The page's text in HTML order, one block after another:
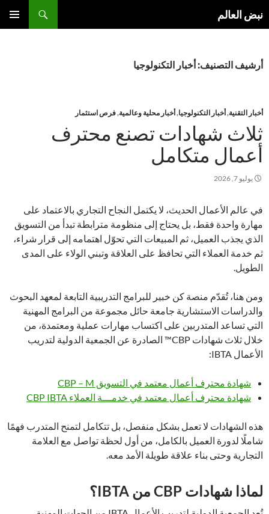
إلىنبض العالم
أرشيف التصنيف: أخبار التكنولوجيا
أخبار التقنية,أخبار التكنولوجيا,أخبار محلية وعالمية,فرص استثمار
ثلاث شهادات تصنع محترف
أعمال متكامل
يوليو 7, 2026
في عالم الأعمال الحديث، لا يكتمل النجاح التجاري بالاعتماد على
مهارة واحدة فقط، بل يحتاج إلى منظومة مترابطة تبدأ من التسويق
الذي يجذب العميل، ثم المبيعات التي تحوّل اهتمامه إلى قرار شراء،
ثم خدمة العملاء التي تحافظ على العلاقة وتبني الولاء على المدى
الطويل.
ومن هنا، تُقدّم منصة كن خبير للبرامج التدريبية التابعة لمعهد البحوث
والدراسات الاستشارية جامعة حائل مجموعة من البرامج المهنية
التي تساعد المتدربين على اكتساب مهارات عملية ومعتمدة، من
خلال ثلاث شهادات CBP™ الصادرة عن الجمعية الدولية لتدريب
الأعمال IBTA:
شهادة محترف أعمال معتمد في التسويق CBP – M
شهادة محترف أعمال معتمد في خدمـــة العملاء CBP IBTA
هذه الشهادات لا تعمل بشكل منفصل، بل تتكامل لتمنح المتدرب فهمًا
شاملًا لدورة العميل بالكامل، من أول لحظة تواصل مع العلامة
التجارية وحتى بناء علاقة طويلة الأمد معه.
لماذا شهادات CBP من IBTA؟